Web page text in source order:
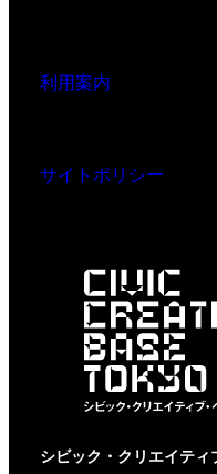
利用案内
サイトポリシー
シビック・クリエイテ